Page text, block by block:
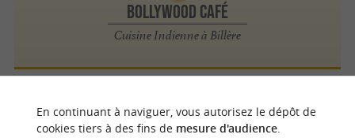
Bollywood Café
Cuisine Indienne à Billère
Pau
En continuant à naviguer, vous autorisez le dépôt de
cookies tiers à des fins de mesure d'audience.